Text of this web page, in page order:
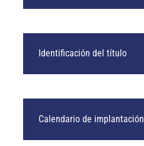
Identificación del título
Calendario de implantación